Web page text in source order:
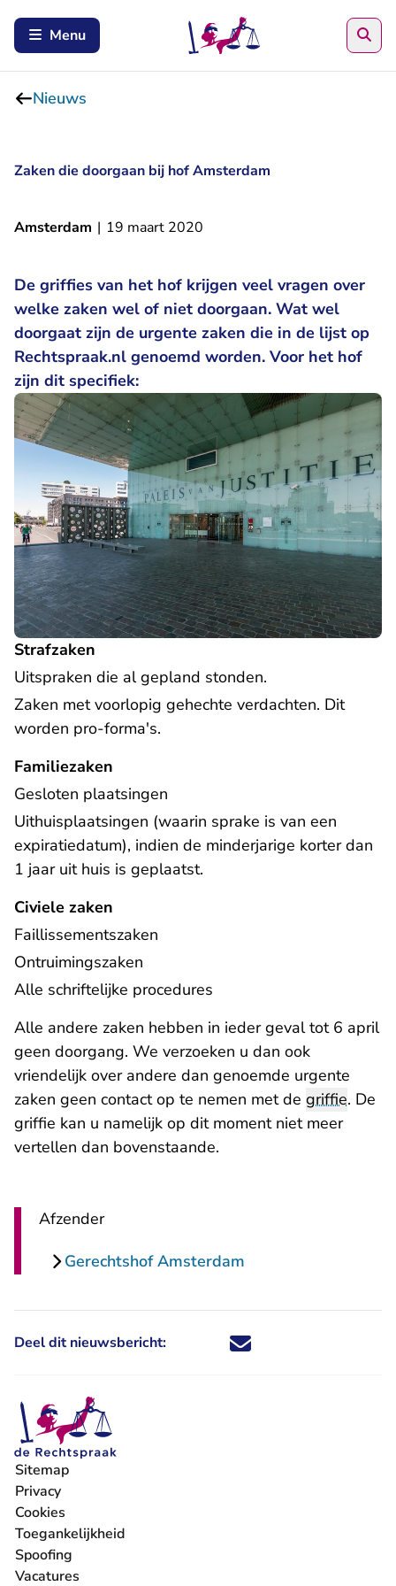
Menu
Nieuws
Zaken die doorgaan bij hof Amsterdam
Amsterdam | 19 maart 2020
De griffies van het hof krijgen veel vragen over
welke zaken wel of niet doorgaan. Wat wel
doorgaat zijn de urgente zaken die in de lijst op
Rechtspraak.nl genoemd worden. Voor het hof
zijn dit specifiek:
Strafzaken
Uitspraken die al gepland stonden.
Zaken met voorlopig gehechte verdachten. Dit
worden pro-forma's.
Familiezaken
Gesloten plaatsingen
Uithuisplaatsingen (waarin sprake is van een
expiratiedatum), indien de minderjarige korter dan
1 jaar uit huis is geplaatst.
Civiele zaken
Faillissementszaken
Ontruimingszaken
Alle schriftelijke procedures
Alle andere zaken hebben in ieder geval tot 6 april
geen doorgang. We verzoeken u dan ook
vriendelijk over andere dan genoemde urgente
zaken geen contact op te nemen met de griffie. De
griffie kan u namelijk op dit moment niet meer
vertellen dan bovenstaande.
Afzender
Gerechtshof Amsterdam
Deel dit nieuwsbericht: Deel dit nieuwsbericht via X -
Deel dit nieuwsbericht via
Deel dit nieuwsbericht
Deel dit
Sitemap
Privacy
Cookies
Toegankelijkheid
Spoofing
Vacatures